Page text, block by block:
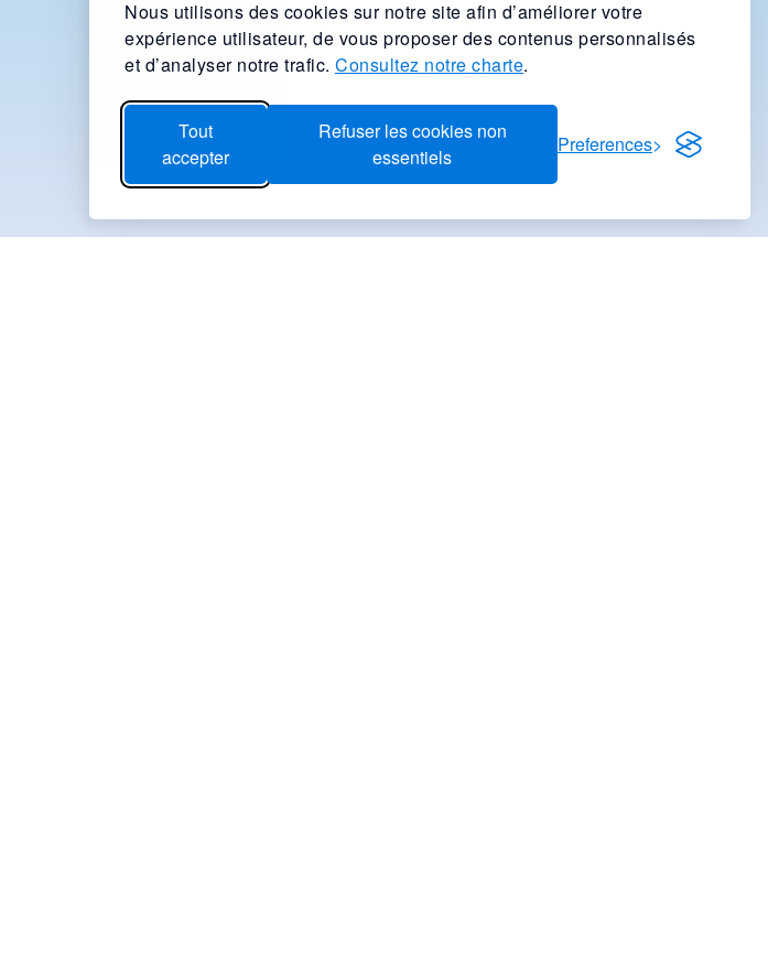
Nous utilisons des cookies sur notre site afin d’améliorer votre
expérience utilisateur, de vous proposer des contenus personnalisés
et d’analyser notre trafic. Consultez notre charte.
Tout
accepter
Refuser les cookies non
essentiels
Preferences